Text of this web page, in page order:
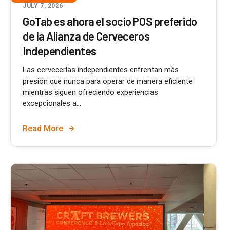
JULY 7, 2026
GoTab es ahora el socio POS preferido
de la Alianza de Cerveceros
Independientes
Las cervecerías independientes enfrentan más
presión que nunca para operar de manera eficiente
mientras siguen ofreciendo experiencias
excepcionales a...
Read More